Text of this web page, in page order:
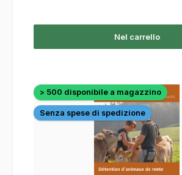
Nel carrello
> 500 disponibile a magazzino
Senza spese di spedizione